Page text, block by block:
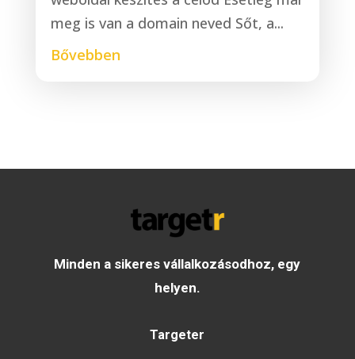
meg is van a domain neved Sőt, a...
Bővebben
Minden a sikeres vállalkozásodhoz, egy
helyen.
Targeter